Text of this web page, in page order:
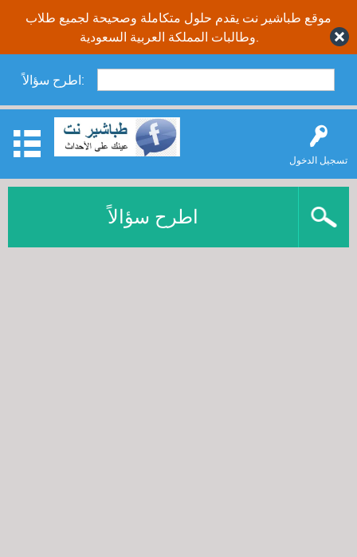
موقع طباشير نت يقدم حلول متكاملة وصحيحة لجميع طلاب
اطرح سؤالاً:
تسجيل الدخول
اطرح سؤالاً